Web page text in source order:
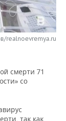
realnoevremya.ru
смерти 71
со
так как